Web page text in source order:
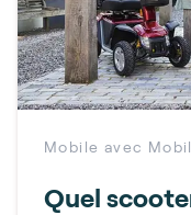
Mobile avec
Quel